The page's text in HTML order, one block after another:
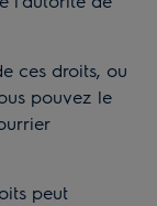
ces droits, ou
pouvez le
peut